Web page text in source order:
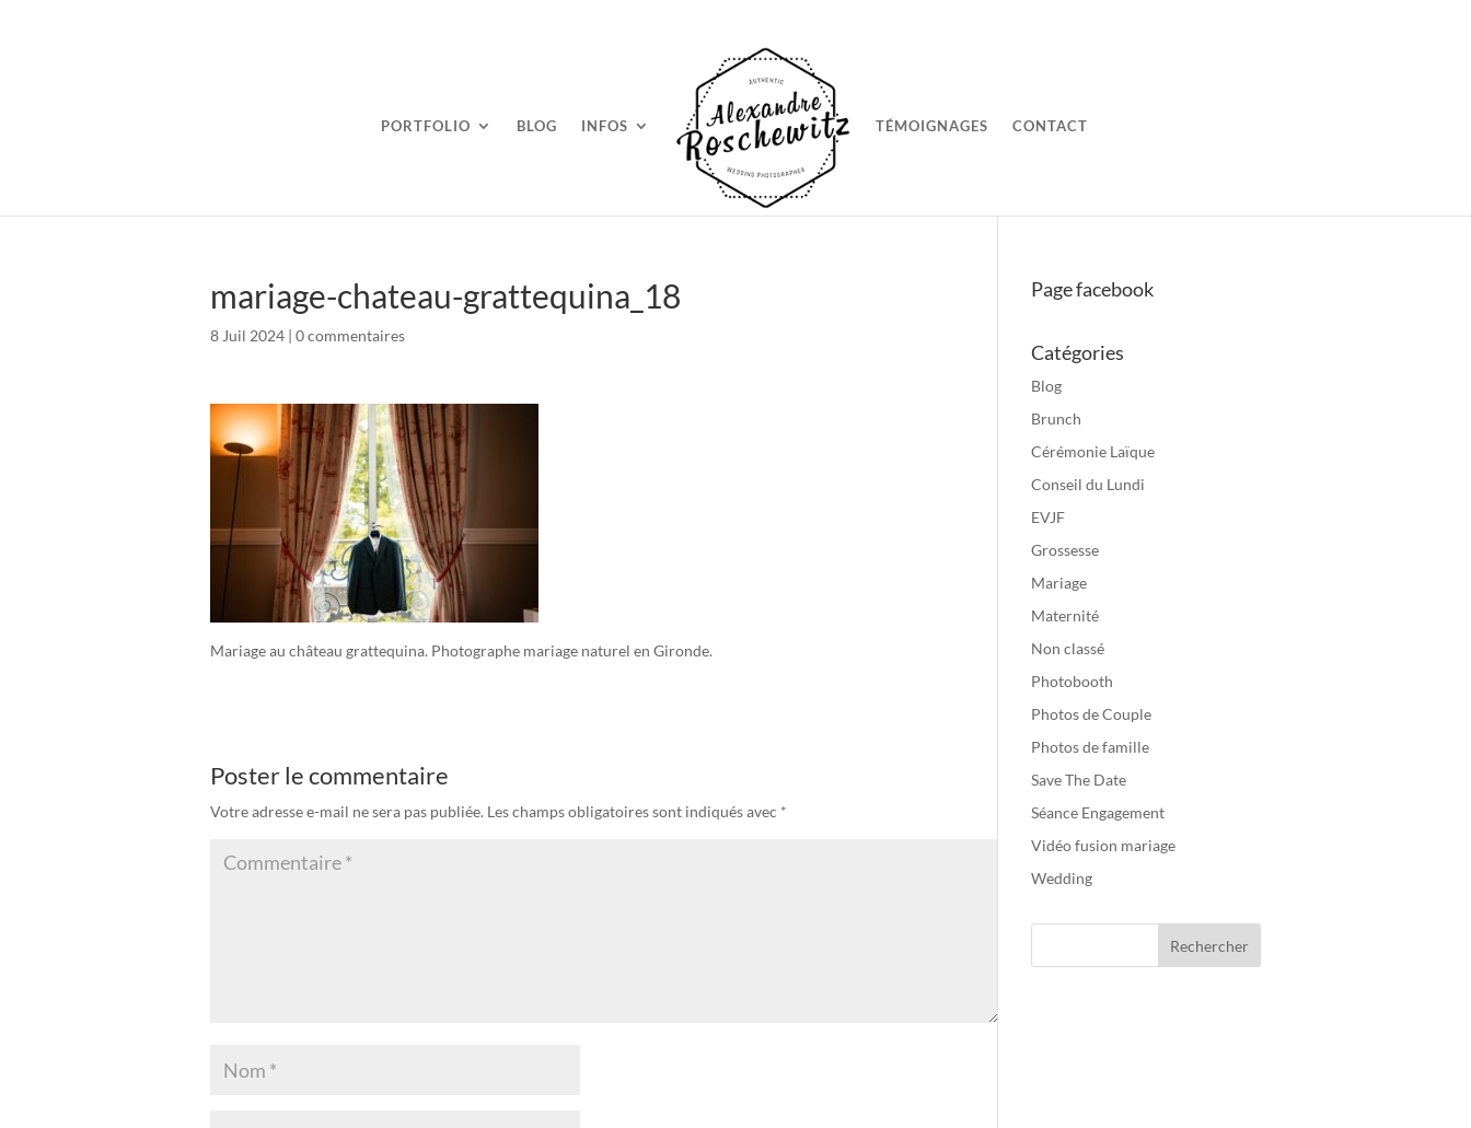
PORTFOLIO BLOG INFOS TÉMOIGNAGES CONTACT
mariage-chateau-grattequina_18
8 Juil 2024 | 0 commentaires
Mariage au château grattequina. Photographe mariage naturel en Gironde.
Poster le commentaire
Votre adresse e-mail ne sera pas publiée. Les champs obligatoires sont indiqués avec *
Page facebook
Catégories
Blog
Brunch
Cérémonie Laïque
Conseil du Lundi
EVJF
Grossesse
Mariage
Maternité
Non classé
Photobooth
Photos de Couple
Photos de famille
Save The Date
Séance Engagement
Vidéo fusion mariage
Wedding